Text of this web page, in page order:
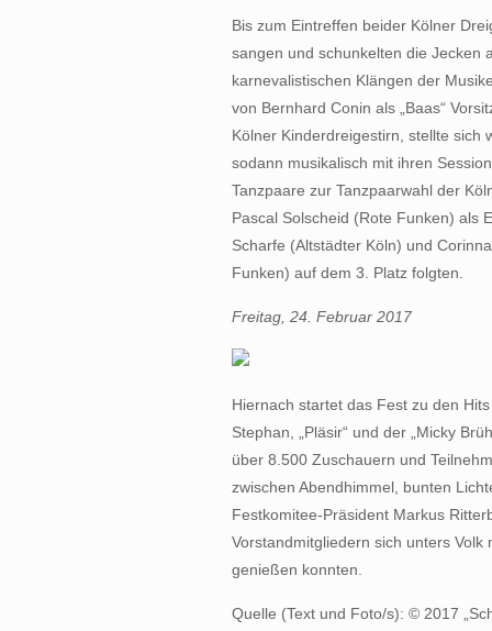
Bis zum Eintreffen beider Kölner
sangen und schunkelten die Jecken
karnevalistischen Klängen der
von Bernhard Conin als „Baas“
Kölner Kinderdreigestirn, stellte sich
sodann musikalisch mit ihren
Tanzpaare zur Tanzpaarwahl der
Pascal Solscheid (Rote Funken) als
Scharfe (Altstädter Köln) und
Funken) auf dem 3. Platz folgten.
Freitag, 24. Februar 2017
Hiernach startet das Fest zu den
Stephan, „Pläsir“ und der „Micky
über 8.500 Zuschauern und
zwischen Abendhimmel, bunten
Festkomitee-Präsident Markus
Vorstandmitgliedern sich unters
genießen konnten.
Quelle (Text und Foto/s): © 2017